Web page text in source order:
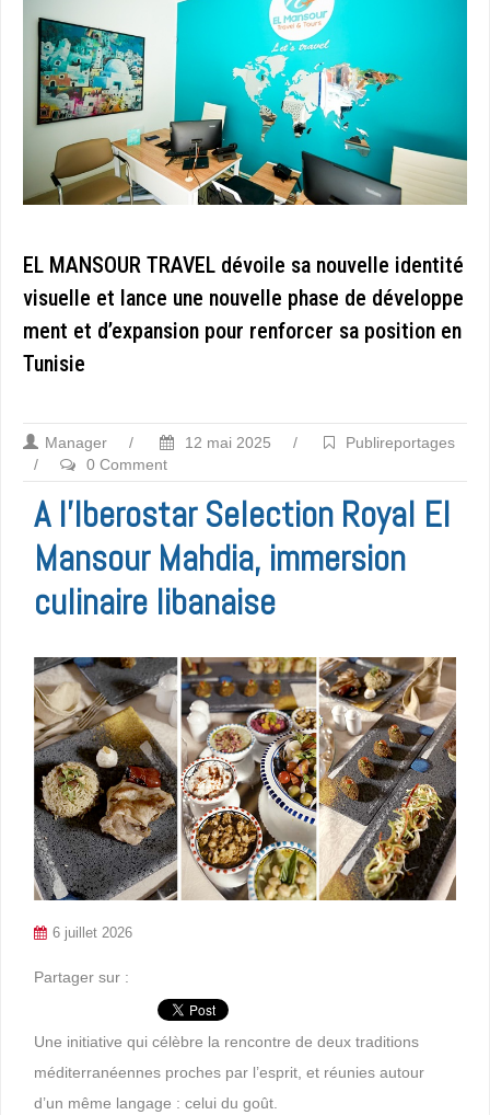
EL MANSOUR TRAVEL dévoile sa nouvelle identité
visuelle et lance une nouvelle phase de développe
ment et d’expansion pour renforcer sa position en
Tunisie
Manager / 12 mai 2025 /
Publireportages
/
0 Comment
A l’Iberostar Selection Royal El
Mansour Mahdia, immersion
culinaire libanaise
6 juillet 2026
Partager sur :
Une initiative qui célèbre la rencontre de deux traditions
méditerranéennes proches par l’esprit, et réunies autour
d’un même langage : celui du goût.